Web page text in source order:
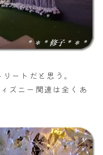
ートだと思う。
ズニー関連は全くあ